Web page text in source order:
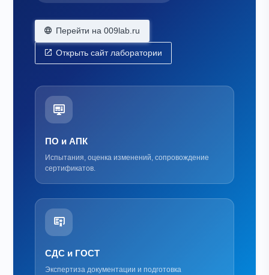
Перейти на 009lab.ru
Открыть сайт лаборатории
ПО и АПК
Испытания, оценка изменений, сопровождение
сертификатов.
СДС и ГОСТ
Экспертиза документации и подготовка